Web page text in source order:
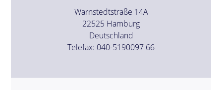
Warnstedtstraße 14A
22525 Hamburg
Deutschland
Telefax: 040-5190097 66